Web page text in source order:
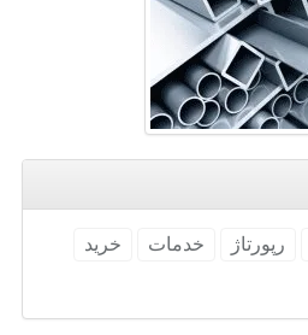
رپورتاژ خدمات
خرید